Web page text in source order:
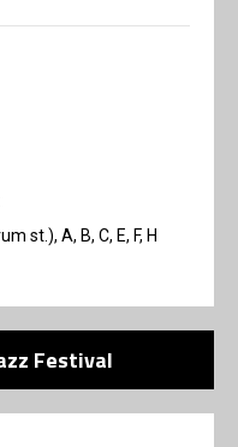
st.), A, B, C, E, F, H
Festival